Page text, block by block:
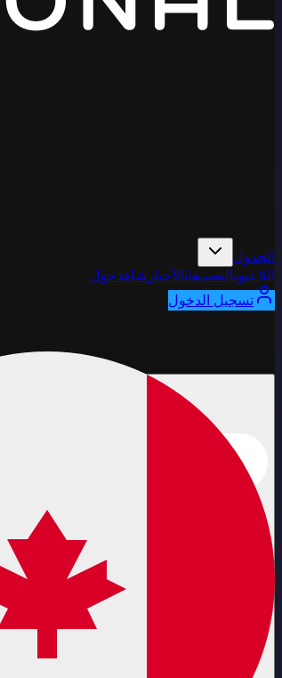
الجدول
اللاعبونالتصنيفاتالأخبار شاهدحول
تسجيل الدخول